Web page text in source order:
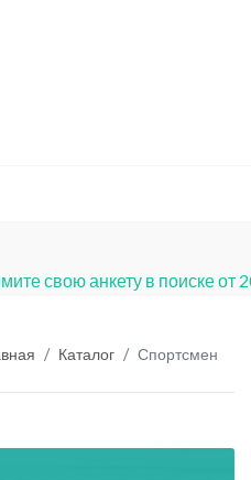
свою анкету в поиске от
Каталог Спортсмен